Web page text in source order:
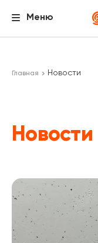
Меню
Главная Новости
Новости